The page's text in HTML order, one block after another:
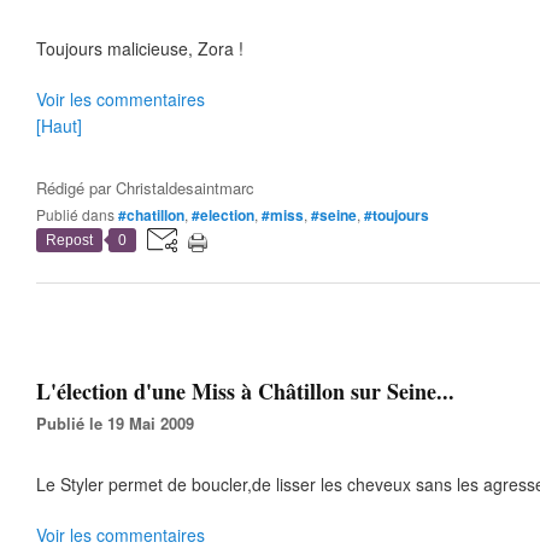
Toujours malicieuse, Zora !
Voir les commentaires
[Haut]
Rédigé parChristaldesaintmarc
Publié dans#chatillon, #election, #miss, #seine, #toujours
Repost 0
L'élection d'une Miss à Châtillon sur Seine...
Publié le 19 Mai 2009
Le Styler permet de boucler,de lisser les cheveux sans les
Voir les commentaires